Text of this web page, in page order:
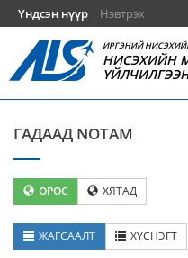
Үндсэн нүүр | Нэвтрэх
ИРГЭНИЙ
НИСЭХИЙН
ГАДААД NOTAM
ОРОС ХЯТАД
ЖАГСААЛТ ХҮСНЭГТ